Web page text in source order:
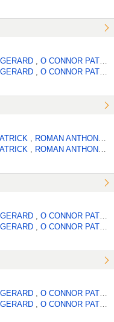
O CONNOR PATRICK
O CONNOR PATRICK
ROMAN ANTHONY
ROMAN ANTHONY
O CONNOR PATRICK
O CONNOR PATRICK
O CONNOR PATRICK
O CONNOR PATRICK